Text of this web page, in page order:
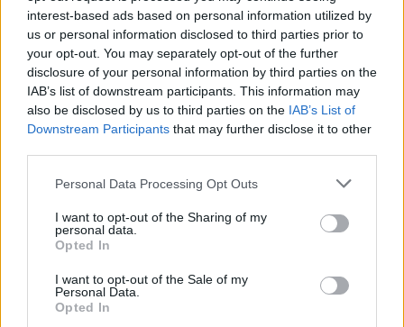
interest-based ads based on personal information utilized by
us or personal information disclosed to third parties prior to
your opt-out. You may separately opt-out of the further
disclosure of your personal information by third parties on the
IAB’s list of downstream participants. This information may
also be disclosed by us to third parties on the IAB’s List of
Downstream Participants that may further disclose it to other
Personal Data Processing Opt Outs
I want to opt-out of the Sharing of my
personal data.
Opted In
I want to opt-out of the Sale of my
Personal Data.
Opted In
Έρχονται αντιδράσεις
5 Αυγούστου 2026 16:48
ΚΡΗΤΗ ΝΕΟΙ ΟΡΙΖΟΝΤΕΣ
Κρήτη: Τραγικές ελλείψεις στα
φαρμακεία – Λείπουν ακόμη και
κολλύρια
5 Αυγούστου 2026 16:46
Κρήτη: Πάνω από 10.500 αφίξεις
– Αγωνία για τις νέες ροές
ΓΕΎΣΗ - ΨΥΧΑΓΩΓΊΑ • ΝΟΜΌΣ ΧΑΝΊΩΝ
Χανιά: Ο “Κατά φαντασίαν ασθενής”